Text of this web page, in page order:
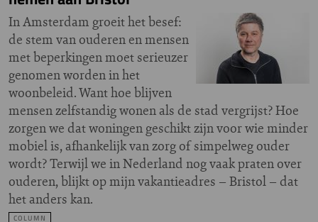
In Amsterdam groeit het besef:
de stem van ouderen en mensen
met beperkingen moet serieuzer
genomen worden in het
woonbeleid. Want hoe blijven
mensen zelfstandig wonen als de stad vergrijst? Hoe
zorgen we dat woningen geschikt zijn voor wie minder
mobiel is, afhankelijk van zorg of simpelweg ouder
wordt? Terwijl we in Nederland nog vaak praten over
ouderen, blijkt op mijn vakantieadres – Bristol – dat
het anders kan.
COLUMN